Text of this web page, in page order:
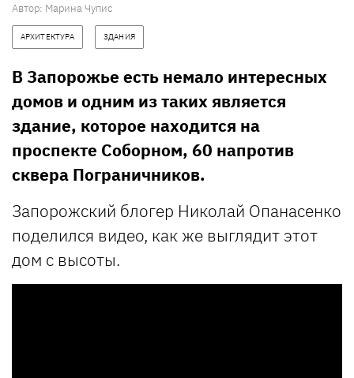
Автор: Марина Чупис
АРХИТЕКТУРА ЗДАНИЯ
В Запорожье есть немало интересных
домов и одним из таких является
здание, которое находится на
проспекте Соборном, 60 напротив
сквера Пограничников.
Запорожский блогер Николай Опанасенко
поделился видео, как же выглядит этот
дом с высоты.